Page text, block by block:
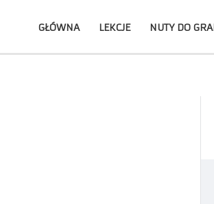
GŁÓWNA LEKCJE NUTY DO